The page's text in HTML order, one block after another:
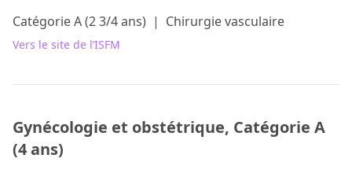
Catégorie A (2 3/4 ans) | Chirurgie vasculaire
Vers le site de l’ISFM
Gynécologie et obstétrique, Catégorie A
(4 ans)